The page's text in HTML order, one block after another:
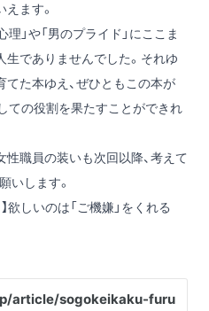
ます。
」や「男のプライド」にここま
でありませんでした。それゆ
た本ゆえ、ぜひともこの本が
ての役割を果たすことができれ
職員の装いも次回以降、考えて
いします。
欲しいのは「ご機嫌」をくれる